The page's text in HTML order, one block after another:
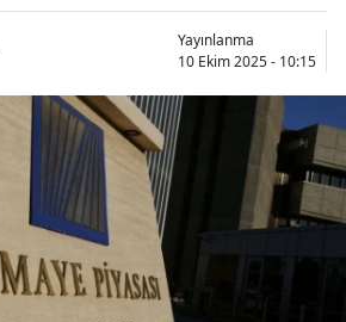
Yayınlanma
10 Ekim 2025 - 10:15